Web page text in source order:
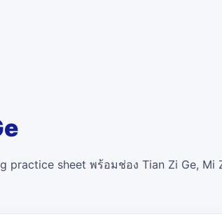
sheet พร้อมช่อง Tian Zi Ge, Mi